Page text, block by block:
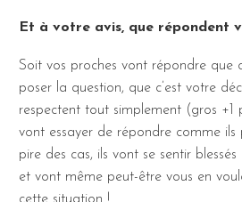
Et à votre avis, que répondent
Soit vos proches vont répondre que
poser la question, que c’est votre
respectent tout simplement (gros +1
vont essayer de répondre comme ils
pire des cas, ils vont se sentir
et vont même peut-être vous en